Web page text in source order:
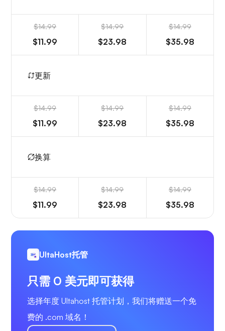
$14.99
$11.99
$14.99
$23.98
$14.99
$35.98
更新
$14.99
$11.99
$14.99
$23.98
$14.99
$35.98
换算
$14.99
$11.99
$14.99
$23.98
$14.99
$35.98
UltaHost托管
只需 0 美元即可获得
选择年度 Ultahost 托管计划，我们将赠送一个免
费的 .com 域名！